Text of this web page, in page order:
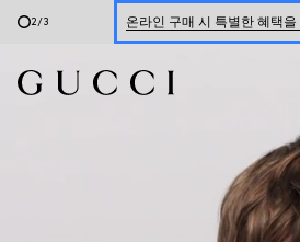
2/3 온라인 구매 시 특별한 혜택